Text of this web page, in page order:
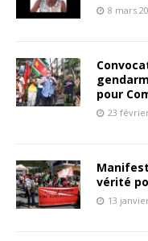
8 mars
pour
23
vérité
13